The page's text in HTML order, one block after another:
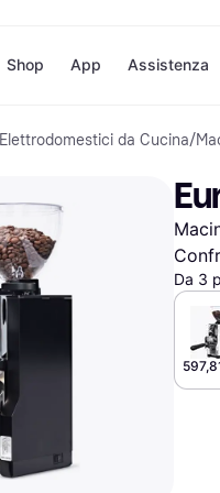
Opzioni di
Paga dopo 30 giorni
Finanziamento
Shop
Negozi
Unieuro
Media
eBay
Zalando
Elenco negozi
App Assistenza
Elettrodomestici da Cucina/
Da 3